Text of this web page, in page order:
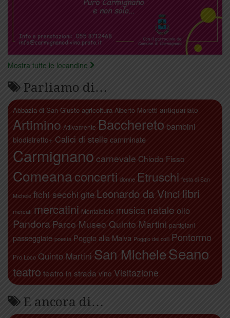
Mostra tutte le locandine
Parliamo di…
Abbazia di San Giusto agricoltura Alberto Moretti antiquariato
Artimino Attivamente Bacchereto bambini
biodistretto+ Calici di stelle camminate
Carmignano carnevale Chiodo Fisso
Comeanaconcerti donne Etruschi festa di San
Michele fichi secchi gite Leonardo da Vinci libri
mercati mercatini Montalbiolo musica natale olio
Pandora Parco Museo Quinto Martini partigiani
passeggiate poesia Poggio alla Malva Poggio dei colli Pontormo
Pro Loco Quinto Martini San MicheleSeano
teatro teatro in strada vino Visitazione
E ancora di…